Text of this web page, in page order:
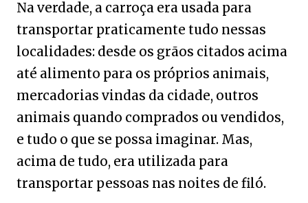
Na verdade, a carroça era usada para
transportar praticamente tudo nessas
localidades: desde os grãos citados acima
até alimento para os próprios animais,
mercadorias vindas da cidade, outros
animais quando comprados ou vendidos,
e tudo o que se possa imaginar. Mas,
acima de tudo, era utilizada para
transportar pessoas nas noites de filó.